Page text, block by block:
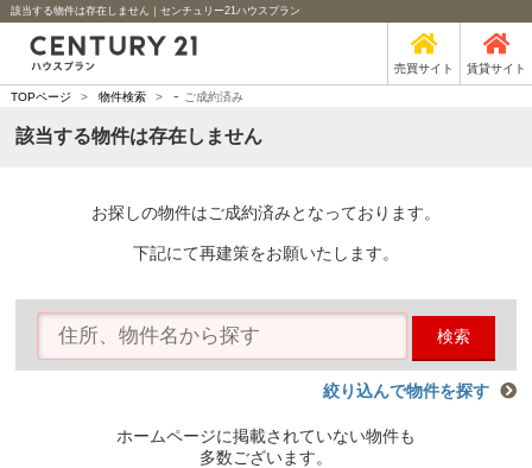
該当する物件は存在しません｜センチュリー21ハウスプラン
売買サイト 賃貸サイト
TOPページ > 物件検索 > - ご成約済み
該当する物件は存在しません
お探しの物件はご成約済みとなっております。
下記にて再建策をお願いたします。
検索
絞り込んで物件を探す
ホームページに掲載されていない物件も
多数ございます。